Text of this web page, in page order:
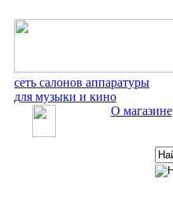
сеть салонов аппаратуры
для музыки и кино
О магазине